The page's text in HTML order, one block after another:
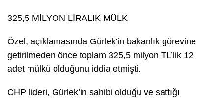
325,5 MİLYON LİRALIK MÜLK
Özel, açıklamasında Gürlek'in bakanlık görevine
getirilmeden önce toplam 325,5 milyon TL’lik 12
adet mülkü olduğunu iddia etmişti.
CHP lideri, Gürlek’in sahibi olduğu ve sattığı